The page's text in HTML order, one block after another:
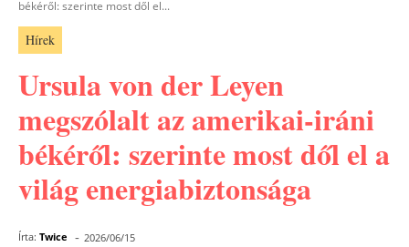
békéről: szerinte most dől el...
Hírek
Ursula von der Leyen
megszólalt az amerikai-iráni
békéről: szerinte most dől el a
világ energiabiztonsága
Írta: Twice - 2026/06/15